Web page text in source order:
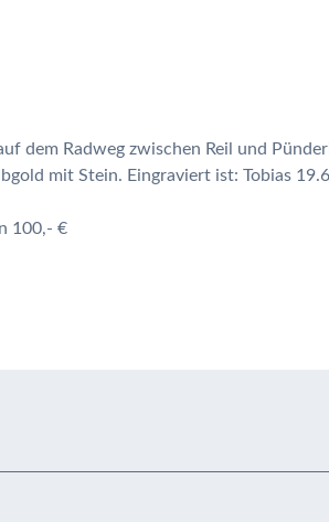
dem Radweg zwischen Reil und
mit Stein. Eingraviert ist: Tobias
100,- €